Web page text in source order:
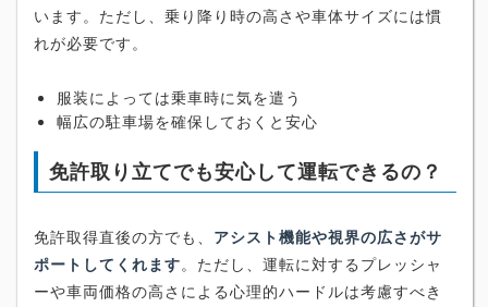
います。ただし、乗り降り時の高さや車体サイズには慣
れが必要です。
服装によっては乗車時に気を遣う
幅広の駐車場を確保しておくと安心
免許取り立てでも安心して運転できるの？
免許取得直後の方でも、 アシスト機能や視界の広さがサ
ポートしてくれます。ただし、運転に対するプレッシャ
ーや車両価格の高さによる心理的ハードルは考慮すべき